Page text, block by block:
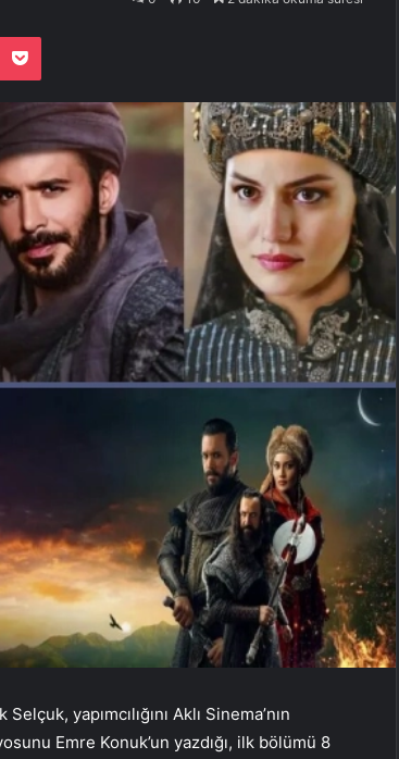
Pocket
yapımcılığını Aklı Sinema’nın
Emre Konuk’un yazdığı, ilk bölümü 8